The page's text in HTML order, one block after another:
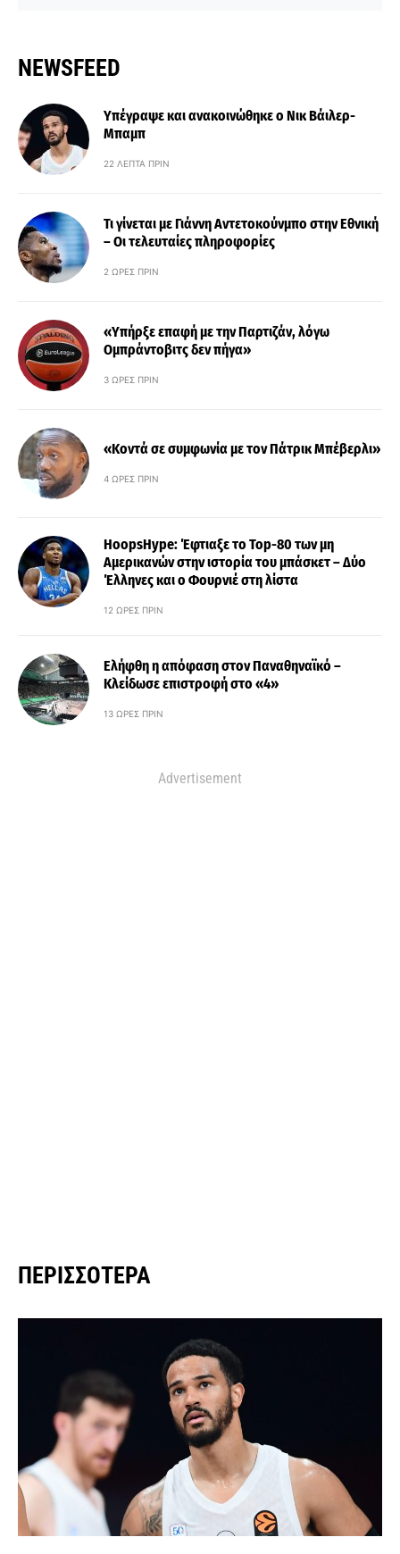
NEWSFEED
Υπέγραψε και ανακοινώθηκε ο Νικ Βάιλερ-
Μπαμπ
22 ΛΕΠΤΆ ΠΡΙΝ
Τι γίνεται με Γιάννη Αντετοκούνμπο στην Εθνική
– Οι τελευταίες πληροφορίες
2 ΏΡΕΣ ΠΡΙΝ
«Υπήρξε επαφή με την Παρτιζάν, λόγω
Ομπράντοβιτς δεν πήγα»
3 ΏΡΕΣ ΠΡΙΝ
«Κοντά σε συμφωνία με τον Πάτρικ Μπέβερλι»
4 ΏΡΕΣ ΠΡΙΝ
HoopsHype: Έφτιαξε το Top-80 των μη
Αμερικανών στην ιστορία του μπάσκετ – Δύο
Έλληνες και ο Φουρνιέ στη λίστα
12 ΏΡΕΣ ΠΡΙΝ
Ελήφθη η απόφαση στον Παναθηναϊκό –
Κλείδωσε επιστροφή στο «4»
13 ΏΡΕΣ ΠΡΙΝ
Advertisement
ΠΕΡΙΣΣΌΤΕΡΑ